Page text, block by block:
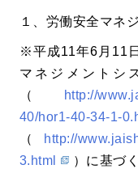
１、労働安全マネ
※平成11年6月11
マネジメントシ
（ http://
40/hor1-40-34-1-
（ http://
3.html
）に基づ